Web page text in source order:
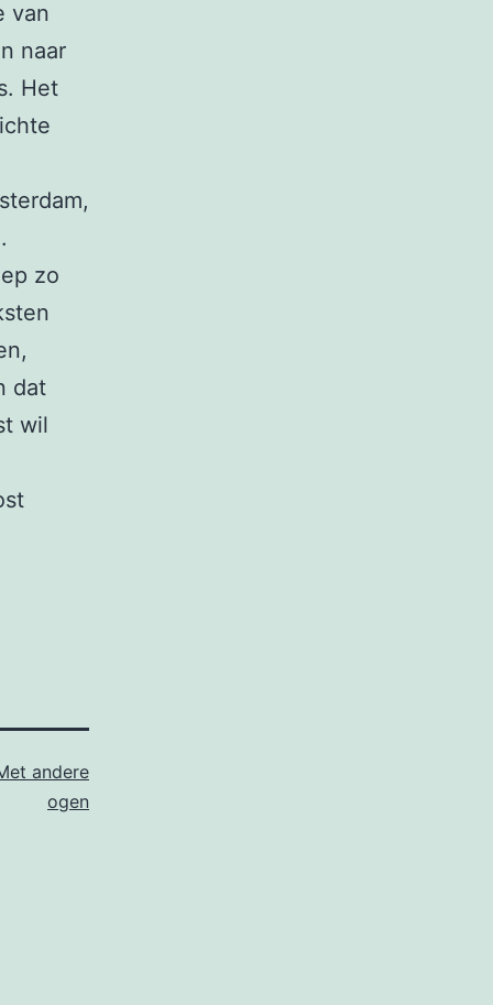
van
naar
Het
zo
dat
wil
andere
ogen